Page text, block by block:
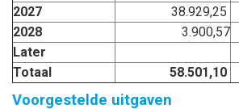
2027
38.929,25
2028
3.900,57
Later
Totaal
58.501,10
Voorgestelde uitgaven